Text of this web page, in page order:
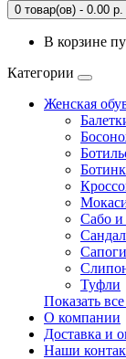
0 товар(ов) - 0.00 р.
В корзине
Категории
Женская
Сабо
Сапоги
Туфли
Показать
О компании
Доставка и
Наши